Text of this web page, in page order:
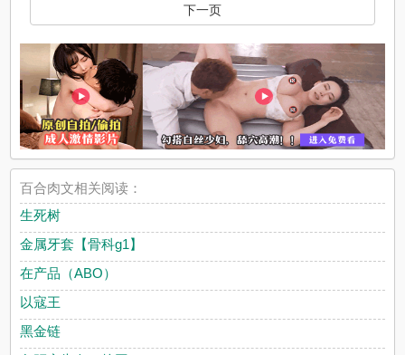
下一页
百合肉文相关阅读：
生死树
金属牙套【骨科g1】
在产品（ABO）
以寇王
黑金链